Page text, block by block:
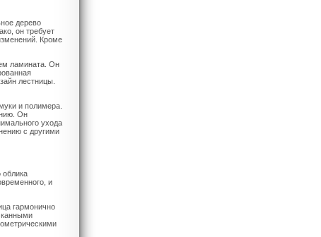
дерево
он требует
Кроме
ламината. Он
лестницы.
и полимера.
Он
ухода
с другими
облика
и
гармонично